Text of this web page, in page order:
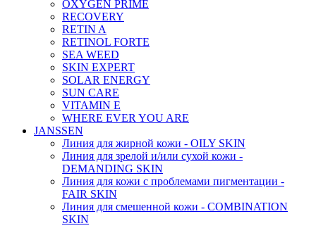
OXYGEN PRIME
RECOVERY
RETIN A
RETINOL FORTE
SEA WEED
SKIN EXPERT
SOLAR ENERGY
SUN CARE
VITAMIN E
WHERE EVER YOU ARE
JANSSEN
Линия для жирной кожи - OILY SKIN
Линия для зрелой и/или сухой кожи -
DEMANDING SKIN
Линия для кожи с проблемами пигментации -
FAIR SKIN
Линия для смешенной кожи - COMBINATION
SKIN